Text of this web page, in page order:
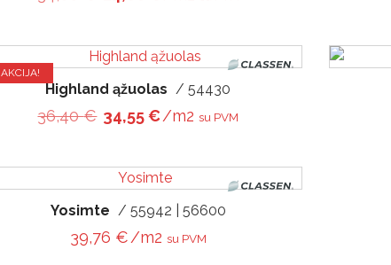
AKCIJA!
Highland ąžuolas / 54430
36,40€ Original price was: 36,40 €.
34,55€Current price is: 34,55 €.
/m2su PVM
Yosimte / 55942 | 56600
39,76 €/m2 su PVM